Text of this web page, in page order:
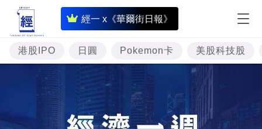
經一 x《華爾街日報》
即
時
財
經
專
題
投
港股IPO 日圓 Pokemon卡 美股科技股